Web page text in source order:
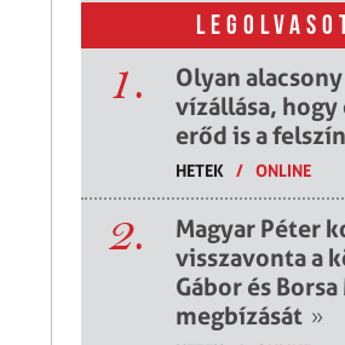
1.
Olyan alacsony
vízállása, hogy
erőd is a
HETEK / ONLINE
2.
Magyar Péter
visszavonta a
Gábor és
megbízását »